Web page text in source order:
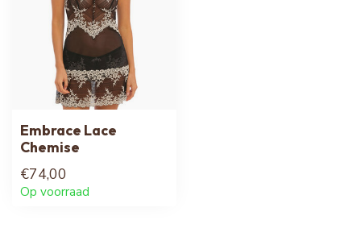
Embrace Lace
Chemise
€74,00
Op voorraad